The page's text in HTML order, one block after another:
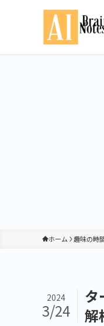
ホーム 趣味の時
タ
解
2024
3/24